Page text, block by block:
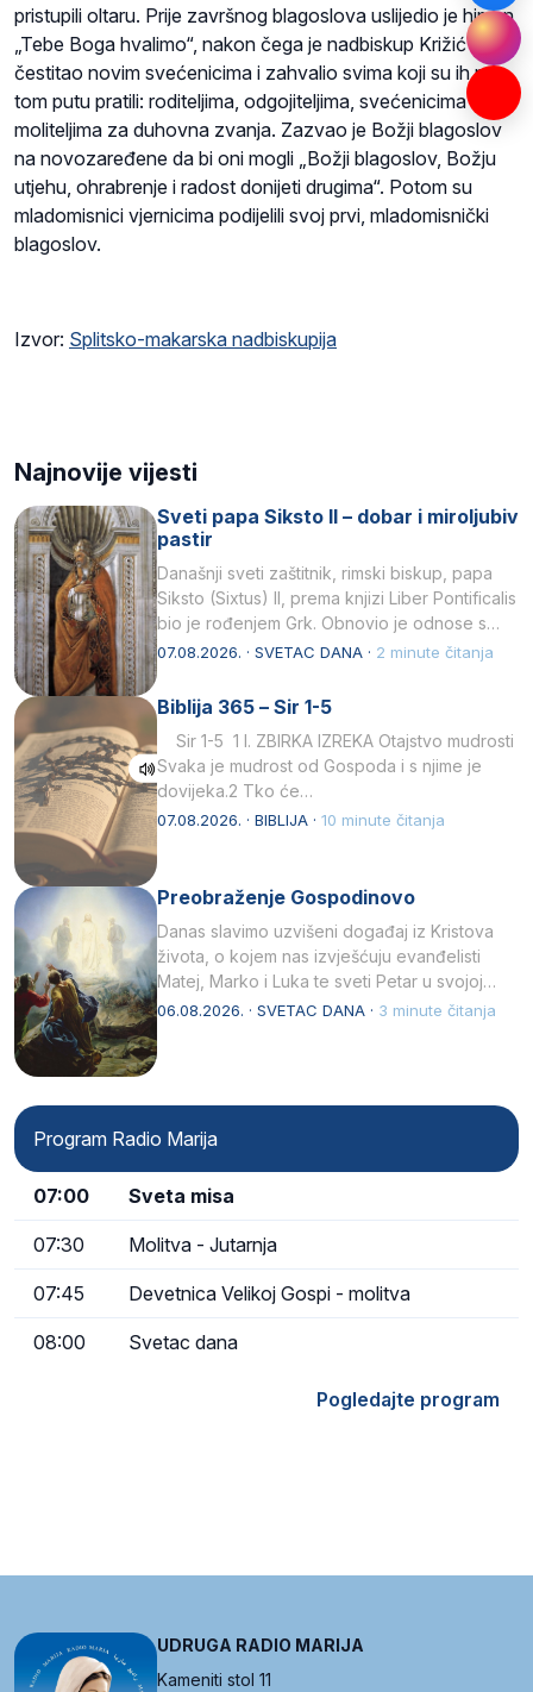
pristupili oltaru. Prije završnog blagoslova uslijedio je himan
„Tebe Boga hvalimo“, nakon čega je nadbiskup Križić
čestitao novim svećenicima i zahvalio svima koji su ih na
tom putu pratili: roditeljima, odgojiteljima, svećenicima i
moliteljima za duhovna zvanja. Zazvao je Božji blagoslov
na novozaređene da bi oni mogli „Božji blagoslov, Božju
utjehu, ohrabrenje i radost donijeti drugima“. Potom su
mladomisnici vjernicima podijelili svoj prvi, mladomisnički
blagoslov.
Izvor: Splitsko-makarska nadbiskupija
Najnovije vijesti
Sveti papa Siksto II – dobar i miroljubiv
pastir
Današnji sveti zaštitnik, rimski biskup, papa
Siksto (Sixtus) II, prema knjizi Liber Pontificalis
bio je rođenjem Grk. Obnovio je odnose s
afričkim…
07.08.2026. · SVETAC DANA · 2 minute čitanja
Biblija 365 – Sir 1-5
Sir 1-5 1 I. ZBIRKA IZREKA Otajstvo mudrosti
Svaka je mudrost od Gospoda i s njime je
dovijeka.2 Tko će…
07.08.2026. · BIBLIJA · 10 minute čitanja
Preobraženje Gospodinovo
Danas slavimo uzvišeni događaj iz Kristova
života, o kojem nas izvješćuju evanđelisti
Matej, Marko i Luka te sveti Petar u svojoj
drugoj…
06.08.2026. · SVETAC DANA · 3 minute čitanja
Program Radio Marija
07:00 Sveta misa
07:30 Molitva - Jutarnja
07:45 Devetnica Velikoj Gospi - molitva
08:00 Svetac dana
Pogledajte program
UDRUGA RADIO MARIJA
Kameniti stol 11